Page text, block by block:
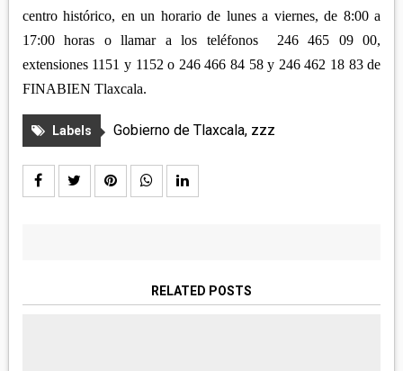
centro histórico, en un horario de lunes a viernes, de 8:00 a
17:00 horas o llamar a los teléfonos 246 465 09 00,
extensiones 1151 y 1152 o 246 466 84 58 y 246 462 18 83 de
FINABIEN Tlaxcala.
Labels Gobierno de Tlaxcala, zzz
RELATED POSTS